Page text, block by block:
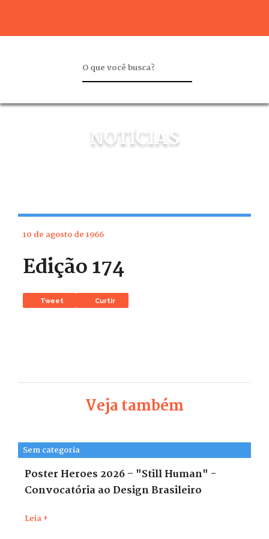
NOTÍCIAS
10 de agosto de 1966
Edição 174
Tweet Curtir
Veja também
Sem categoria
Poster Heroes 2026 – "Still Human" -
Convocatória ao Design Brasileiro
Leia +